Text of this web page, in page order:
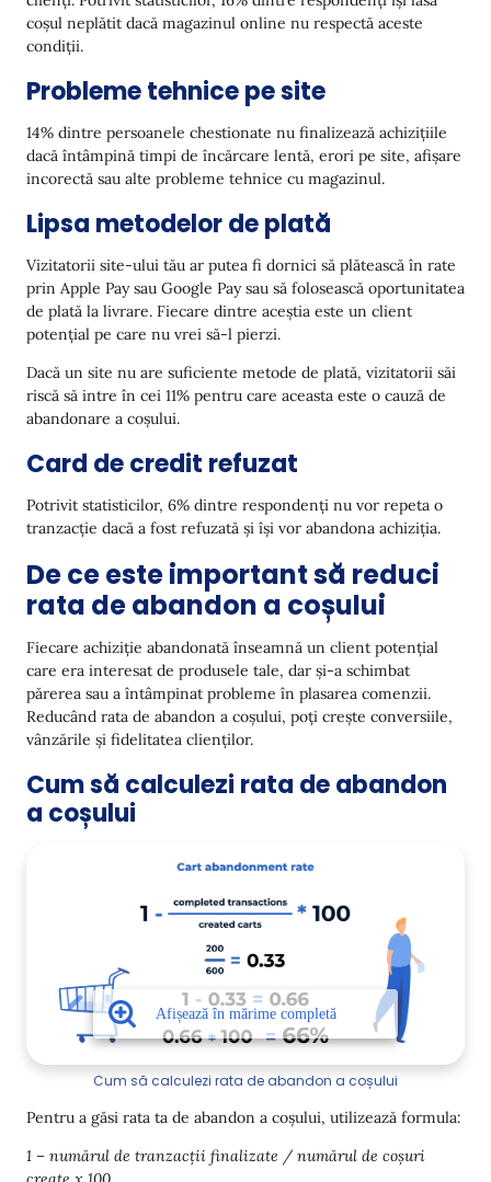
coșul neplătit dacă magazinul online nu respectă aceste
condiții.
Probleme tehnice pe site
14% dintre persoanele chestionate nu finalizează achizițiile
dacă întâmpină timpi de încărcare lentă, erori pe site, afișare
incorectă sau alte probleme tehnice cu magazinul.
Lipsa metodelor de plată
Vizitatorii site-ului tău ar putea fi dornici să plătească în rate
prin Apple Pay sau Google Pay sau să folosească oportunitatea
de plată la livrare. Fiecare dintre aceștia este un client
potențial pe care nu vrei să-l pierzi.
Dacă un site nu are suficiente metode de plată, vizitatorii săi
riscă să intre în cei 11% pentru care aceasta este o cauză de
abandonare a coșului.
Card de credit refuzat
Potrivit statisticilor, 6% dintre respondenți nu vor repeta o
tranzacție dacă a fost refuzată și își vor abandona achiziția.
De ce este important să reduci
rata de abandon a coșului
Fiecare achiziție abandonată înseamnă un client potențial
care era interesat de produsele tale, dar și-a schimbat
părerea sau a întâmpinat probleme în plasarea comenzii.
Reducând rata de abandon a coșului, poți crește conversiile,
vânzările și fidelitatea clienților.
Cum să calculezi rata de abandon
a coșului
Cum să calculezi rata de abandon a coșului
Pentru a găsi rata ta de abandon a coșului, utilizează formula:
1 – numărul de tranzacții finalizate / numărul de coșuri